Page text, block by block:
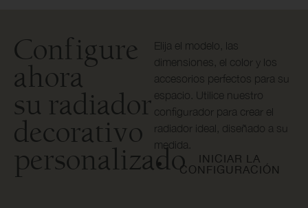
Configure
ahora
su radiador
decorativo
personalizado
Elija el modelo, las
dimensiones, el color y los
accesorios perfectos para su
espacio. Utilice nuestro
configurador para crear el
radiador ideal, diseñado a su
medida.
INICIAR LA
CONFIGURACIÓN